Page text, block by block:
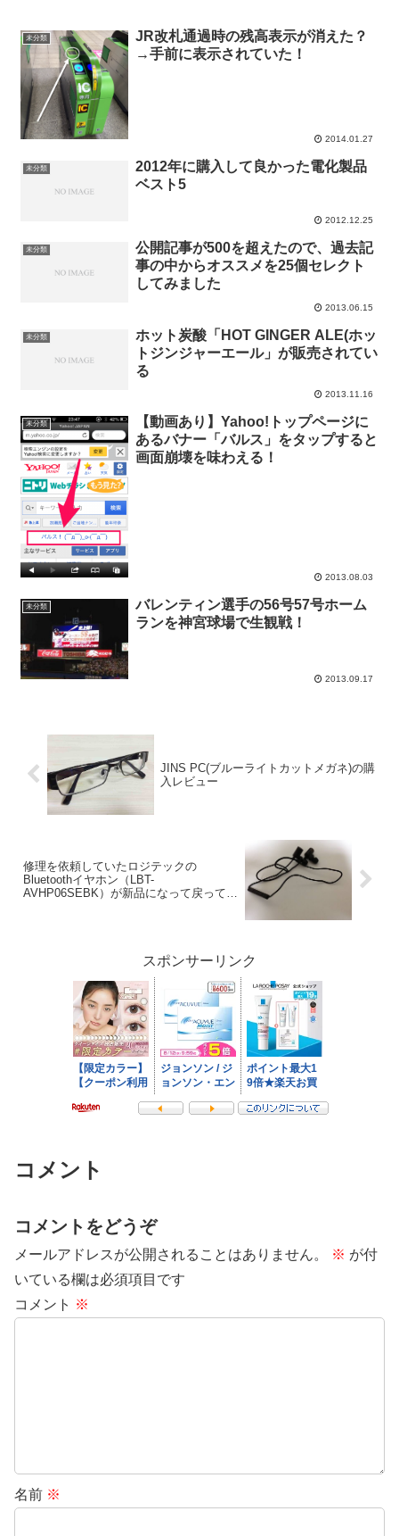
未分類
JR改札通過時の残高表示が消えた？
→手前に表示されていた！
2014.01.27
未分類
2012年に購入して良かった電化製品
ベスト5
2012.12.25
未分類
公開記事が500を超えたので、過去記
事の中からオススメを25個セレクト
してみました
2013.06.15
未分類
ホット炭酸「HOT GINGER ALE(ホッ
トジンジャーエール」が販売されてい
る
2013.11.16
未分類
【動画あり】Yahoo!トップページに
あるバナー「バルス」をタップすると
画面崩壊を味わえる！
2013.08.03
未分類
バレンティン選手の56号57号ホーム
ランを神宮球場で生観戦！
2013.09.17
JINS PC(ブルーライトカットメガネ)の購
入レビュー
修理を依頼していたロジテックの
Bluetoothイヤホン（LBT-
AVHP06SEBK）が新品になって戻ってき
スポンサーリンク
コメント
コメントをどうぞ
メールアドレスが公開されることはありません。 ※ が付
いている欄は必須項目です
コメント ※
名前 ※